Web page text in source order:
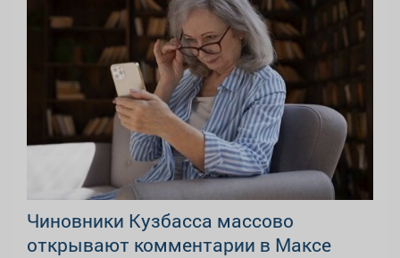
Чиновники Кузбасса массово
открывают комментарии в Максе